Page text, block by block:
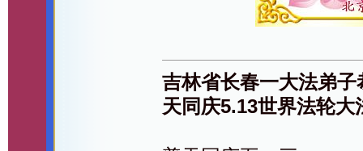
吉林省长春一大法弟
天同庆5.13世界法轮大